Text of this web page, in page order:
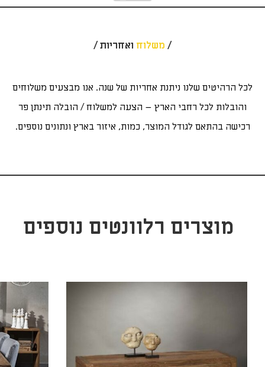
/ משלוח ואחריות /
לכל הרהיטים שלנו ניתנת אחריות של שנה. אנו מבצעים משלוחים
והובלות לכל רחבי הארץ – הצעה למשלוח / הובלה תינתן פר
רכישה בהתאם לגודל המוצר, כמות, איזור בארץ ונתונים נוספים.
מוצרים רלוונטים נוספים